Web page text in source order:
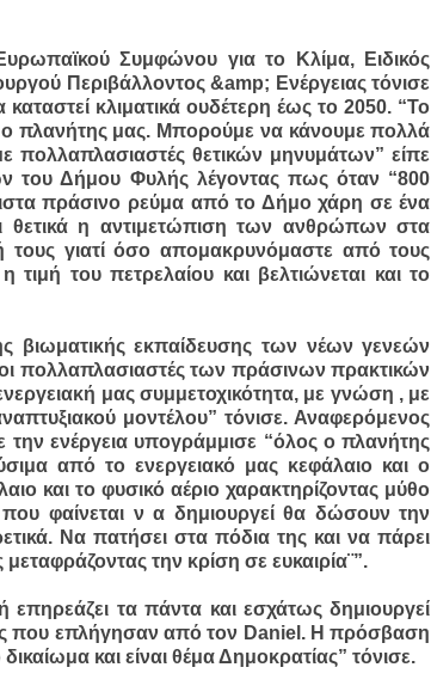
Συμφώνου για το Κλίμα, Ειδικός
Περιβάλλοντος &amp; Ενέργειας τόνισε
κλιματικά ουδέτερη έως το 2050. “Το
πλανήτης μας. Μπορούμε να κάνουμε πολλά
πολλαπλασιαστές θετικών μηνυμάτων” είπε
του Δήμου Φυλής λέγοντας πως όταν “800
πράσινο ρεύμα από το Δήμο χάρη σε ένα
θετικά η αντιμετώπιση των ανθρώπων στα
τους γιατί όσο απομακρυνόμαστε από τους
του πετρελαίου και βελτιώνεται και το
βιωματικής εκπαίδευσης των νέων γενεών
πολλαπλασιαστές των πράσινων πρακτικών
μας συμμετοχικότητα, με γνώση , με
μοντέλου” τόνισε. Αναφερόμενος
ενέργεια υπογράμμισε “όλος ο πλανήτης
από το ενεργειακό μας κεφάλαιο και ο
και το φυσικό αέριο χαρακτηρίζοντας μύθο
φαίνεται ν α δημιουργεί θα δώσουν την
Να πατήσει στα πόδια της και να πάρει
την κρίση σε ευκαιρία¨”.
τα πάντα και εσχάτως δημιουργεί
που επλήγησαν από τον Daniel. H πρόσβαση
και είναι θέμα Δημοκρατίας” τόνισε.